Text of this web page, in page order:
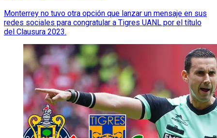
Monterrey no tuvo otra opción que lanzar un mensaje en sus
redes sociales para congratular a Tigres UANL por el título
del Clausura 2023.